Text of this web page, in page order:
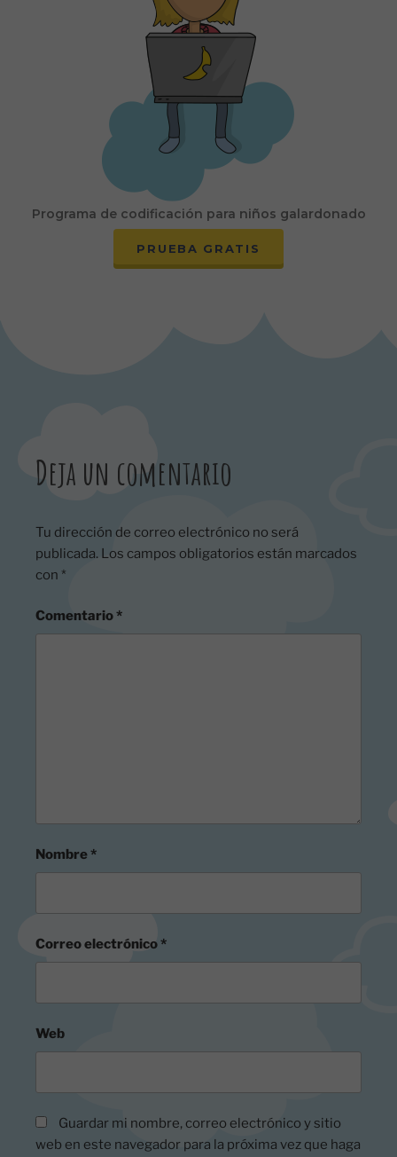
Programa de codificación para niños galardonado
PRUEBA GRATIS
Deja un comentario
Tu dirección de correo electrónico no será
publicada. Los campos obligatorios están marcados
con *
Comentario*
Nombre*
Correo electrónico*
Web
Guardar mi nombre, correo electrónico y sitio
web en este navegador para la próxima vez que haga